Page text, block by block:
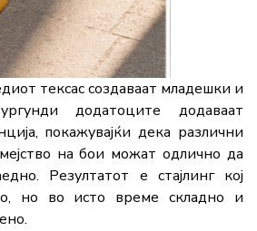
тексас создаваат младешки и
додатоците додаваат
покажувајќи дека различни
на бои можат одлично да
Резултатот е стајлинг кој
но во исто време складно и